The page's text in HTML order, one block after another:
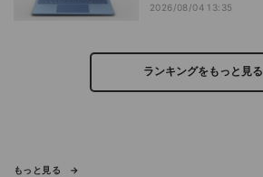
2026/08/04 13:35
ランキングをもっと見る
もっと見る